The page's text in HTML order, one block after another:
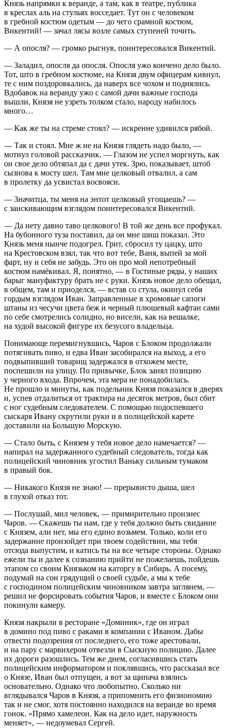
Князь напрямки к веранде, а там, как в театре, публика
в креслах аль на стульях восседает. Тут он с человеком
в гребной костюм одетым — до чего срамной костюм,
Викентий! — зачал лясы возле самых ступеней точить.
— А опосля? — громко рыгнув, поинтересовался Викентий.
— Заладил, опосля да опосля. Опосля ужо кончено дело было.
Тот, што в гребном костюме, на Князя двум офицерам кивнул,
те с ним поздоровкались, да наверх все чохом и поднялись.
Вдобавок на веранду ужо с самой дачи важные господа
вышли, Князя не узреть толком стало, народу набилось
много…
— Как же ты на стреме стоял? — искренне удивился рябой.
— Так и стоял. Мне ж не на Князя глядеть надо было, —
мотнул головой рассказчик. — Глазом не успел моргнуть, как
он свое дело обтяпал да с дачи утек. Зрю, показывает, штоб
сызнова к мосту шел. Там мне целковый отвалил, а сам
в пролетку да усвистал восвояси.
— Значитца, ты меня на энтот целковый угощаешь? —
с заискивающим взглядом поинтересовался Викентий.
— Да нету давно таво целкового! В той же день все профукал.
На бубонного туза поставил, да он мне шиш показал. Это
Князь меня нынче подогрел. Грит, сбросил ту цацку, што
на Крестовском взял, так что вот тебе, Ваня, выпей за мой
фарт, ну и себя не забудь. Это он про мой непотребный
костюм намёкивал. Я, понятно, — в Гостиные ряды, у наших
барыг мануфактуру брать не с руки. Князь новое дело обещал,
в общем, там и приоделся, — встав со стула, окинул себя
гордым взглядом Иван. Заправленные в хромовые сапоги
штаны из чесучи цвета беж и черный плюшевый кафтан сами
по себе смотрелись солидно, но висели, как на вешалке,
на худой высокой фигуре их безусого владельца.
Понимающе перемигнувшись, Чаров с Блоком продолжали
потягивать пиво, и едва Иван засобирался на выход, а его
подвыпивший товарищ задержался в отхожем месте,
поспешили на улицу. По привычке, Блок занял позицию
у черного входа. Впрочем, эта мера не понадобилась.
Не прошло и минуты, как подельник Князя показался в дверях
и, успев отдалиться от трактира на десяток метров, был сбит
с ног судебным следователем. С помощью подоспевшего
сыскаря Ивану скрутили руки и в полицейской карете
доставили на Большую Морскую.
— Стало быть, с Князем у тебя новое дело намечается? —
напирал на задержанного судебный следователь, тогда как
полицейский чиновник угостил Ваньку сильным тумаком
в правый бок.
— Никакого Князя не знаю! — прерывисто дыша, шел
в глухой отказ тот.
— Послушай, мил человек, — примирительно произнес
Чаров. — Скажешь ты нам, где у тебя должно быть свидание
с Князем, али нет, мы его едино возьмем. Только, коли его
задержание произойдет при твоем содействии, мы тебя
отсюда выпустим, и катись ты на все четыре стороны. Однако
ежели ты и далее к сознанию прийти не пожелаешь, пойдешь
этапом со своим Князьком на каторгу в Сибирь. А посему,
подумай на сон грядущий о своей судьбе, а мы к тебе
с господином полицейским чиновником завтра заглянем, —
решил не форсировать события Чаров, и вместе с Блоком они
покинули камеру.
Князя накрыли в ресторане «Доминик», где он играл
в домино под пиво с раками в компании с Иваном. Дабы
отвести подозрения от последнего, его тоже арестовали,
и на пару с марвихером отвезли в Сыскную полицию. Далее
их дороги разошлись. Тем же днем, согласившись стать
полицейским информатором и поклявшись, что рассказал все
о Князе, Иван был отпущен, а вот за щипача взялись
основательно. Однако что любопытно. Сколько ни
вглядывался Чаров в Князя, а припомнить его физиономию
так и не смог, хотя постоянно находился на веранде во время
гонок. «Прямо хамелеон. Как на дело идет, наружность
меняет», — недоумевал Сергей.